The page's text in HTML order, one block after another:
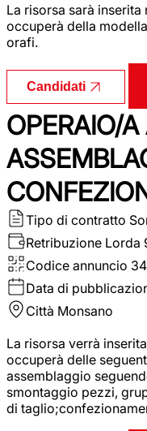
La risorsa sarà
occuperà della
orafi.
Candidati
OPERAIO/
Tipo di contratto
Retribuzione Lorda
Codice annuncio
Data di
Città Monsano
La risorsa verrà
occuperà delle
assemblaggio
smontaggio pezzi,
di